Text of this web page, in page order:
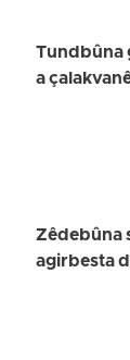
Tundbûna
a
Zêdebûna
agirbesta